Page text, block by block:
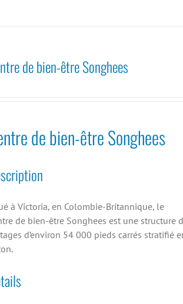
de bien-être Songhees
de bien-être Songhees
à Victoria, en Colombie-Britannique, le
de bien-être Songhees est une structure
d’environ 54 000 pieds carrés stratifié